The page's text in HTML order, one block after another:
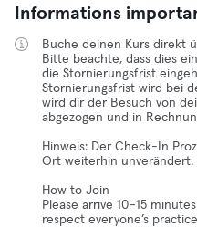
Informations
Buche deinen Kurs direkt
Bitte beachte, dass dies
die Stornierungsfrist
Stornierungsfrist wird bei
wird dir der Besuch von
abgezogen und in
Hinweis: Der Check-In
Ort weiterhin unverändert.
How to Join
Please arrive 10–15
respect everyone’s